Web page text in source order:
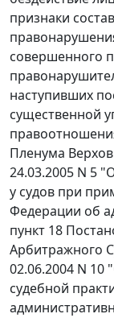
признаки
совершенного
наступивших
существенной
Пленума
24.03.2005 N 5
у судов при
Федерации об
пункт 18
Арбитражного
02.06.2004 N 10
судебной